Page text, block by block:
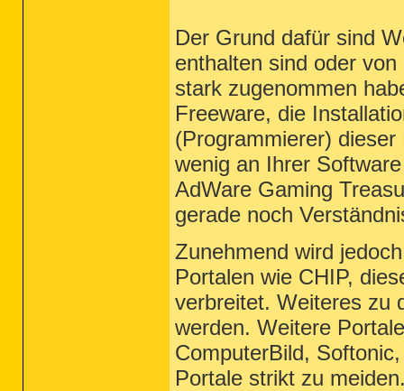
Der Grund dafür sind
enthalten sind oder
stark zugenommen
Freeware, die
(Programmierer)
wenig an Ihrer
AdWare Gaming
gerade noch
Zunehmend wird
Portalen wie CHIP,
verbreitet. Weiteres zu
werden. Weitere
ComputerBild,
Portale strikt zu